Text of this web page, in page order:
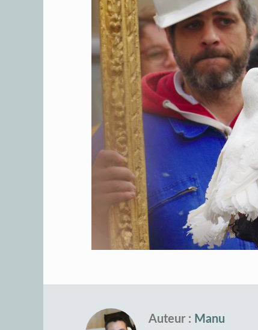
Auteur : Manu